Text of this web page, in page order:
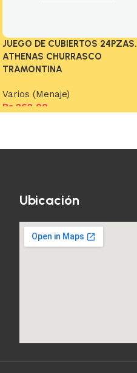
JUEGO DE CUBIERTOS 24PZAS.
ATHENAS CHURRASCO
TRAMONTINA
Varios (Menaje)
Bs. 262,00
Ubicación